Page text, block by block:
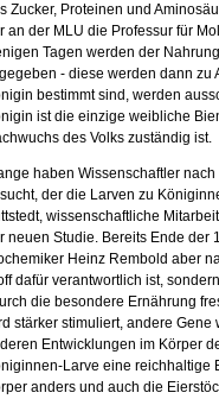
Zucker, Proteinen und
an der MLU die Professur für
Tagen werden der
- diese werden dann zu
bestimmt sind, werden
ist die einzige weibliche
des Volks zuständig ist.
haben Wissenschaftler
der die Larven zu
wissenschaftliche
neuen Studie. Bereits Ende der
Heinz Rembold aber
dafür verantwortlich ist,
die besondere Ernährung
stärker stimuliert, andere
Entwicklungen im Körper
Larve eine reichhaltige
anders und auch die